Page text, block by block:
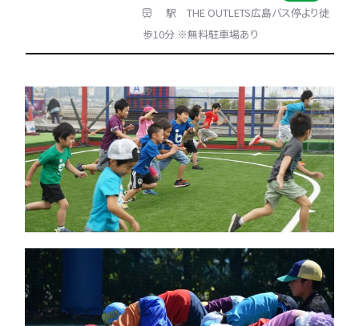
駅 THE OUTLETS広島バス停より徒
歩10分 ※無料駐車場あり